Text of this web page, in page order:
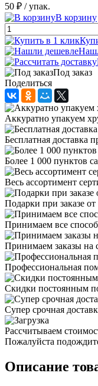
50 ₽ / упак.
В корзину
Под заказ
Поделиться
Аккуратно упакуем
Бесплатная доставка
Более 1 000 пунктов
Весь ассортимент
Подарки при заказе
Принимаем все
Принимаем заказы на
Профессиональная
Скидки постоянным
Супер срочная
Рассчитываем
Пожалуйста
Описание